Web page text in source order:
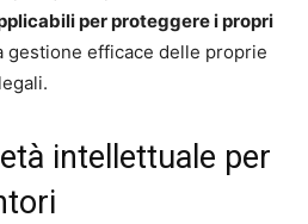
per proteggere i propri
gestione efficace delle proprie
intellettuale per